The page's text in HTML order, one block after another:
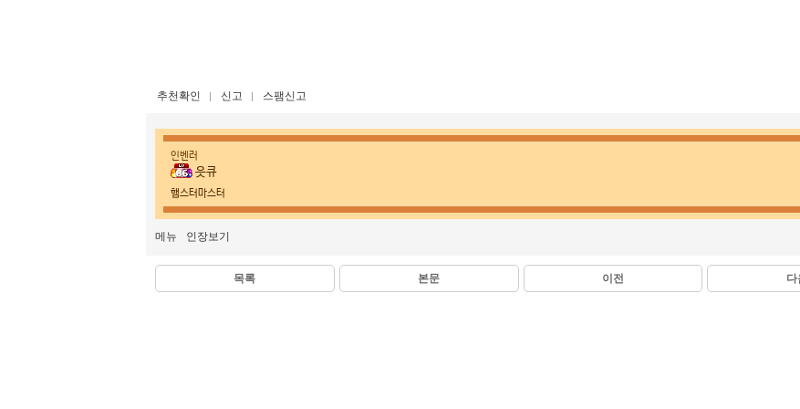
추천확인 신고 스팸신고
인벤러
읏큐
햄스터마스터
메뉴 인장보기
목록 본문 이전 다